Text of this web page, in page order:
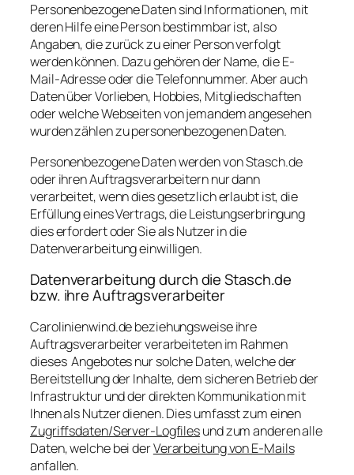
Personenbezogene Daten sind Informationen, mit
deren Hilfe eine Person bestimmbar ist, also
Angaben, die zurück zu einer Person verfolgt
werden können. Dazu gehören der Name, die E-
Mail-Adresse oder die Telefonnummer. Aber auch
Daten über Vorlieben, Hobbies, Mitgliedschaften
oder welche Webseiten von jemandem angesehen
wurden zählen zu personenbezogenen Daten.
Personenbezogene Daten werden von Stasch.de
oder ihren Auftragsverarbeitern nur dann
verarbeitet, wenn dies gesetzlich erlaubt ist, die
Erfüllung eines Vertrags, die Leistungserbringung
dies erfordert oder Sie als Nutzer in die
Datenverarbeitung einwilligen.
Datenverarbeitung durch die Stasch.de
bzw. ihre Auftragsverarbeiter
Carolinienwind.de beziehungsweise ihre
Auftragsverarbeiter verarbeiteten im Rahmen
dieses Angebotes nur solche Daten, welche der
Bereitstellung der Inhalte, dem sicheren Betrieb der
Infrastruktur und der direkten Kommunikation mit
Ihnen als Nutzer dienen. Dies umfasst zum einen
Zugriffsdaten/Server-Logfilesund zum anderen alle
Daten, welche bei derVerarbeitung von E-Mails
anfallen.